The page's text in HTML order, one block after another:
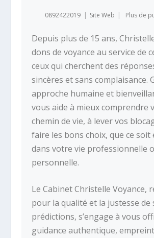
0892422019 | Site Web | Plus de
Depuis plus de 15 ans,
dons de voyance au service de
ceux qui cherchent des
sincères et sans complaisance.
approche humaine et
vous aide à mieux comprendre
chemin de vie, à lever vos
faire les bons choix, que ce soit
dans votre vie professionnelle
personnelle.
Le Cabinet Christelle Voyance,
pour la qualité et la justesse de
prédictions, s’engage à vous
guidance authentique,